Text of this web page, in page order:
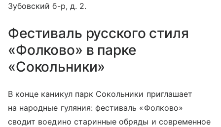
Зубовский б-р, д. 2.
Фестиваль русского стиля
«Фолково» в парке
«Сокольники»
В конце каникул парк Сокольники приглашает
на народные гуляния: фестиваль «Фолково»
сводит воедино старинные обряды и современное